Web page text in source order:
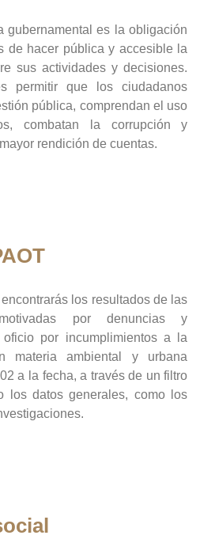
gubernamental es la obligación
de hacer pública y accesible la
sus actividades y decisiones.
permitir que los ciudadanos
pública, comprendan el uso
combatan la corrupción y
rendición de cuentas.
los resultados de las
por denuncias y
por incumplimientos a la
materia ambiental y urbana
a la fecha, a través de un filtro
los datos generales, como los